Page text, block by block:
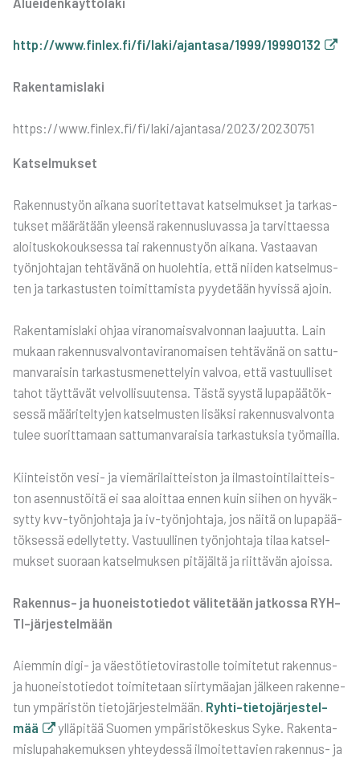
http://www.finlex.fi/fi/laki/ajantasa/1999/19990132
Raken­ta­mis­la­ki
https://www.finlex.fi/fi/laki/ajantasa/2023/20230751
Kat­sel­muk­set
Raken­nus­työn aika­na suo­ri­tet­ta­vat kat­sel­muk­set ja tar­kas­
tuk­set mää­rä­tään yleen­sä raken­nus­lu­vas­sa ja tar­vit­taes­sa
aloi­tus­ko­kouk­ses­sa tai raken­nus­työn aika­na. Vas­taa­van
työn­joh­ta­jan teh­tä­vä­nä on huo­leh­tia, että nii­den kat­sel­mus­
ten ja tar­kas­tus­ten toi­mit­ta­mis­ta pyy­de­tään hyvis­sä ajoin.
Raken­ta­mis­la­ki ohjaa viran­omais­val­von­nan laa­juut­ta. Lain
mukaan raken­nus­val­von­ta­vi­ran­omai­sen teh­tä­vä­nä on sat­tu­
man­va­rai­sin tar­kas­tus­me­net­te­lyin val­voa, että vas­tuul­li­set
tahot täyt­tä­vät vel­vol­li­suu­ten­sa. Täs­tä syys­tä lupa­pää­tök­
ses­sä mää­ri­tel­ty­jen kat­sel­mus­ten lisäk­si raken­nus­val­von­ta
tulee suo­rit­ta­maan sat­tu­man­va­rai­sia tar­kas­tuk­sia työ­mail­la.
Kiin­teis­tön vesi- ja vie­mä­ri­lait­teis­ton ja ilmas­toin­ti­lait­teis­
ton asen­nus­töi­tä ei saa aloit­taa ennen kuin sii­hen on hyväk­
syt­ty kvv-työn­joh­ta­ja ja iv-työn­joh­ta­ja, jos näi­tä on lupa­pää­
tök­ses­sä edel­ly­tet­ty. Vas­tuul­li­nen työn­joh­ta­ja tilaa kat­sel­
muk­set suo­raan kat­sel­muk­sen pitä­jäl­tä ja riit­tä­vän ajois­sa.
Raken­nus- ja huo­neis­to­tie­dot väli­te­tään jat­kos­sa RYH­
TI-jär­jes­tel­mään
Aiem­min digi- ja väes­tö­tie­to­vi­ras­tol­le toi­mi­te­tut raken­nus-
ja huo­neis­to­tie­dot toi­mi­te­taan siir­ty­mä­ajan jäl­keen raken­ne­
tun ympä­ris­tön tie­to­jär­jes­tel­mään. Ryh­ti-tie­to­jär­jes­tel­
mää
yllä­pi­tää Suo­men ympä­ris­tö­kes­kus Syke. Raken­ta­
mis­lu­pa­ha­ke­muk­sen yhtey­des­sä ilmoi­tet­ta­vien raken­nus- ja